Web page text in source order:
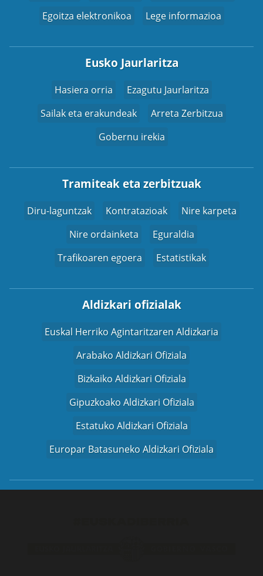
Egoitza elektronikoa
Lege informazioa
Eusko Jaurlaritza
Hasiera orria
Ezagutu Jaurlaritza
Sailak eta erakundeak
Arreta Zerbitzua
Gobernu irekia
Tramiteak eta zerbitzuak
Diru-laguntzak Kontratazioak
Nire karpeta
Nire ordainketa
Eguraldia
Trafikoaren egoera
Estatistikak
Aldizkari ofizialak
Euskal Herriko Agintaritzaren Aldizkaria
Arabako Aldizkari Ofiziala
Bizkaiko Aldizkari Ofiziala
Gipuzkoako Aldizkari Ofiziala
Estatuko Aldizkari Ofiziala
Europar Batasuneko Aldizkari Ofiziala